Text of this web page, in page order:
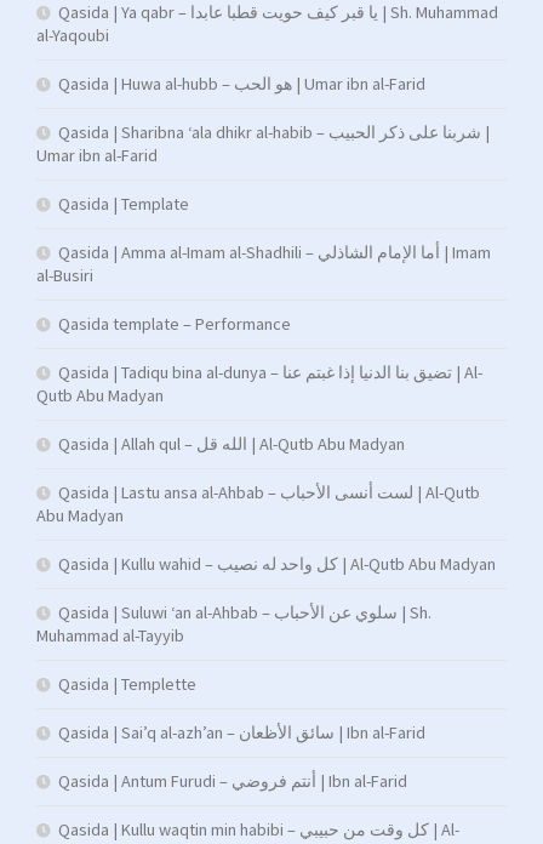
Qasida | Ya qabr – يا قبر كيف حويت قطبا عابدا | Sh. Muhammad
al-Yaqoubi
Qasida | Huwa al-hubb – هو الحب | Umar ibn al-Farid
Qasida | Sharibna ‘ala dhikr al-habib – شربنا على ذكر الحبيب |
Umar ibn al-Farid
Qasida | Template
Qasida | Amma al-Imam al-Shadhili – أما الإمام الشاذلي | Imam
al-Busiri
Qasida template – Performance
Qasida | Tadiqu bina al-dunya – تضيق بنا الدنيا إذا غبتم عنا | Al-
Qutb Abu Madyan
Qasida | Allah qul – الله قل | Al-Qutb Abu Madyan
Qasida | Lastu ansa al-Ahbab – لست أنسى الأحباب | Al-Qutb
Abu Madyan
Qasida | Kullu wahid – كل واحد له نصيب | Al-Qutb Abu Madyan
Qasida | Suluwi ‘an al-Ahbab – سلوي عن الأحباب | Sh.
Muhammad al-Tayyib
Qasida | Templette
Qasida | Sai’q al-azh’an – سائق الأظعان | Ibn al-Farid
Qasida | Antum Furudi – أنتم فروضي | Ibn al-Farid
Qasida | Kullu waqtin min habibi – كل وقت من حبيبي | Al-